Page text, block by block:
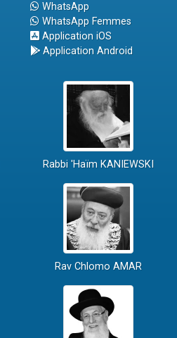
WhatsApp
WhatsApp Femmes
Application iOS
Application Android
Rabbi 'Haïm KANIEWSKI
Rav Chlomo AMAR